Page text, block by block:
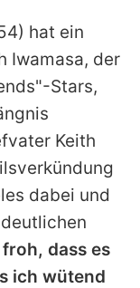
hat ein
Iwamasa, der
Stars,
Keith
dabei und
dass es
ich wütend